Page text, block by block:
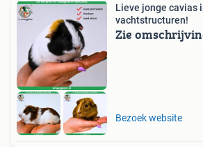
Lieve jonge cavias
vachtstructuren!
Zie
Bezoek website